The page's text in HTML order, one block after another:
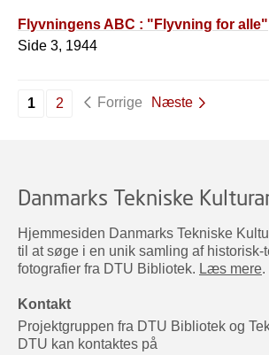
Flyvningens ABC : "Flyvning for alle"
Side 3, 1944
1 2 Forrige Næste
Danmarks Tekniske
Hjemmesiden Danmarks Tekniske
til at søge i en unik samling af historisk-
fotografier fra DTU Bibliotek. Læs mere.
Kontakt
Projektgruppen fra DTU Bibliotek og
DTU kan kontaktes på